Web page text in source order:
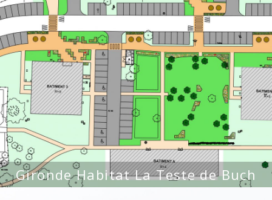
Gironde Habitat La Teste de Buch